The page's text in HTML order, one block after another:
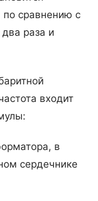
по сравнению с
раза и
входит
в
сердечнике